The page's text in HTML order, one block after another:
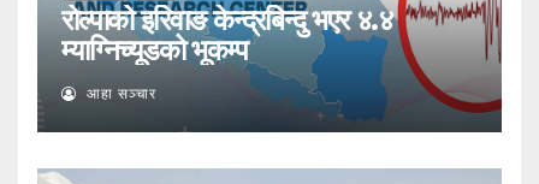
रोल्पाको इरिवाङ केन्द्रबिन्दु भएर ४.४
म्याग्निच्यूडको भूकम्प
आहा सञ्चार